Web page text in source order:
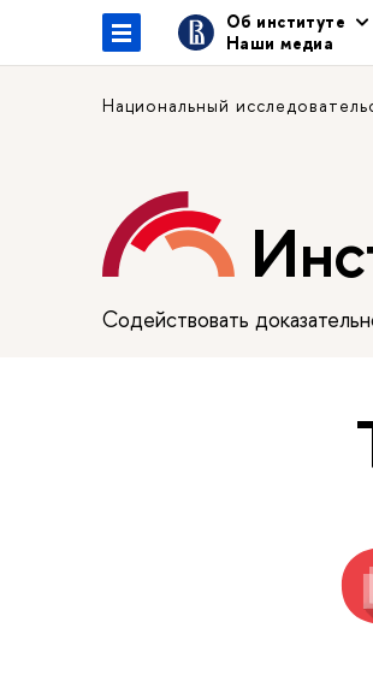
Об институте
Наши медиа
Национальный
Содействовать